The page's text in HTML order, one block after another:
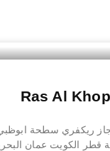
ريكفري سطحة
قطر الكويت عمان